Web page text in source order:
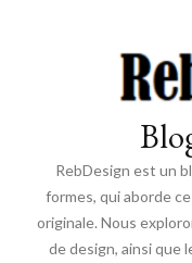
RebDesign est un
formes, qui aborde
originale. Nous
de design, ainsi que